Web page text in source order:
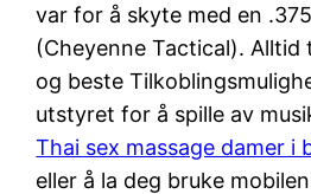
var for å skyte med en
(Cheyenne Tactical).
og beste
utstyret for å spille av
Thai sex massage damer i
eller å la deg bruke